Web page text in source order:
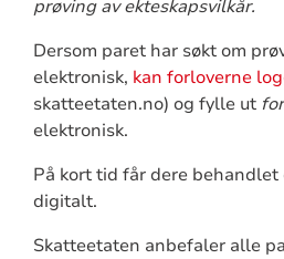
prøving av ekteskapsvilkår.
Dersom paret har søkt om
elektronisk, kan forloverne
skatteetaten.no) og fylle ut
elektronisk.
På kort tid får dere
digitalt.
Skatteetaten anbefaler alle